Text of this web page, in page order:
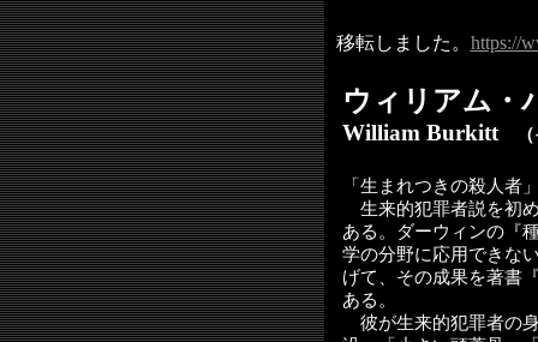
移転しました。 https://
ウィリアム・
William Burkitt （
「生まれつきの殺人者
生来的犯罪者説を初
ある。ダーウィンの『
学の分野に応用できな
げて、その成果を著書
ある。
彼が生来的犯罪者の